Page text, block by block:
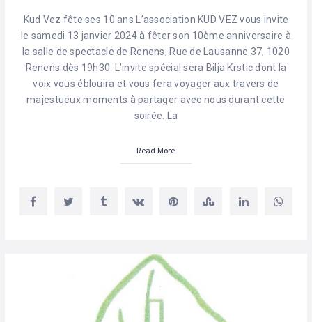
Kud Vez fête ses 10 ans L’association KUD VEZ vous invite
le samedi 13 janvier 2024 à fêter son 10ème anniversaire à
la salle de spectacle de Renens, Rue de Lausanne 37, 1020
Renens dès 19h30. L’invite spécial sera Bilja Krstic dont la
voix vous éblouira et vous fera voyager aux travers de
majestueux moments à partager avec nous durant cette
soirée. La
Read More